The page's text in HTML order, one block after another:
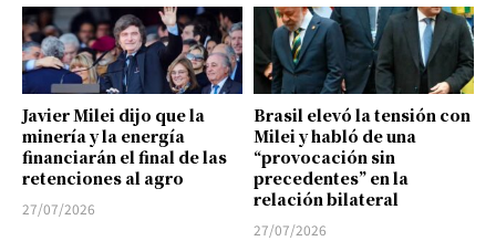
Javier Milei dijo que la
minería y la energía
financiarán el final de las
retenciones al agro
27/07/2026
Brasil elevó la tensión con
Milei y habló de una
“provocación sin
precedentes” en la
relación bilateral
27/07/2026